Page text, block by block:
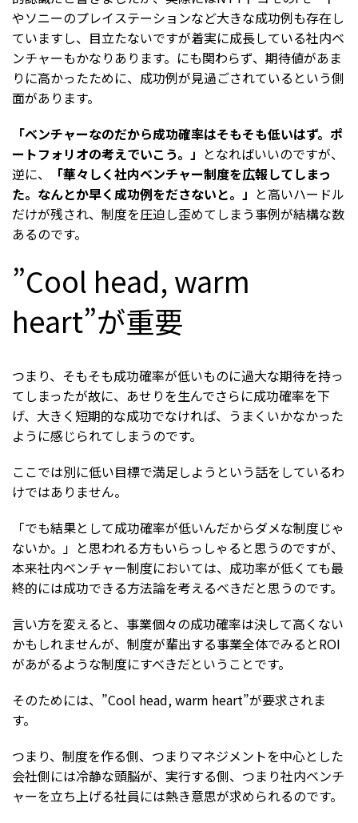
やソニーのプレイステーションなど大きな成功例も存在し
ていますし、目立たないですが着実に成長している社内ベ
ンチャーもかなりあります。にも関わらず、期待値があま
りに高かったために、成功例が見過ごされているという側
面があります。
「ベンチャーなのだから成功確率はそもそも低いはず。ポ
ートフォリオの考えでいこう。」 となればいいのですが、
逆に、
「華々しく社内ベンチャー制度を広報してしまっ
た。なんとか早く成功例をださないと。」 と高いハードル
だけが残され、制度を圧迫し歪めてしまう事例が結構な数
あるのです。
”Cool head, warm
heart”が重要
つまり、そもそも成功確率が低いものに過大な期待を持っ
てしまったが故に、あせりを生んでさらに成功確率を下
げ、大きく短期的な成功でなければ、うまくいかなかった
ように感じられてしまうのです。
ここでは別に低い目標で満足しようという話をしているわ
けではありません。
「でも結果として成功確率が低いんだからダメな制度じゃ
ないか。」と思われる方もいらっしゃると思うのですが、
本来社内ベンチャー制度においては、成功率が低くても最
終的には成功できる方法論を考えるべきだと思うのです。
言い方を変えると、事業個々の成功確率は決して高くない
かもしれませんが、制度が輩出する事業全体でみるとROI
があがるような制度にすべきだということです。
そのためには、”Cool head, warm heart”が要求されま
す。
つまり、制度を作る側、つまりマネジメントを中心とした
会社側には冷静な頭脳が、実行する側、つまり社内ベンチ
ャーを立ち上げる社員には熱き意思が求められるのです。